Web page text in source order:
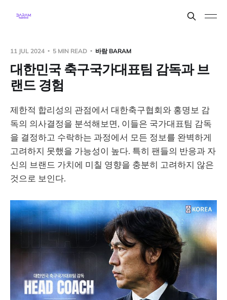
11 JUL 2024 5 MIN READ 바람 BARAM
대한민국 축구국가대표팀 감독과 브
랜드 경험
제한적 합리성의 관점에서 대한축구협회와 홍명보 감
독의 의사결정을 분석해보면, 이들은 국가대표팀 감독
을 결정하고 수락하는 과정에서 모든 정보를 완벽하게
고려하지 못했을 가능성이 높다. 특히 팬들의 반응과 자
신의 브랜드 가치에 미칠 영향을 충분히 고려하지 않은
것으로 보인다.